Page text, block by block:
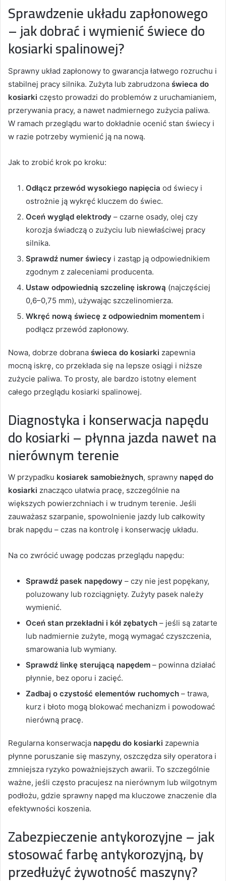
Sprawdzenie układu zapłonowego
– jak dobrać i wymienić świece do
kosiarki spalinowej?
Sprawny układ zapłonowy to gwarancja łatwego rozruchu i
stabilnej pracy silnika. Zużyta lub zabrudzona świeca do
kosiarki często prowadzi do problemów z uruchamianiem,
przerywania pracy, a nawet nadmiernego zużycia paliwa.
W ramach przeglądu warto dokładnie ocenić stan świecy i
w razie potrzeby wymienić ją na nową.
Jak to zrobić krok po kroku:
Odłącz przewód wysokiego napięcia od świecy i
ostrożnie ją wykręć kluczem do świec.
Oceń wygląd elektrody – czarne osady, olej czy
korozja świadczą o zużyciu lub niewłaściwej pracy
silnika.
Sprawdź numer świecy i zastąp ją odpowiednikiem
zgodnym z zaleceniami producenta.
Ustaw odpowiednią szczelinę iskrową (najczęściej
0,6–0,75 mm), używając szczelinomierza.
Wkręć nową świecę z odpowiednim momentem i
podłącz przewód zapłonowy.
Nowa, dobrze dobrana świeca do kosiarki zapewnia
mocną iskrę, co przekłada się na lepsze osiągi i niższe
zużycie paliwa. To prosty, ale bardzo istotny element
całego przeglądu kosiarki spalinowej.
Diagnostyka i konserwacja napędu
do kosiarki – płynna jazda nawet na
nierównym terenie
W przypadku kosiarek samobieżnych, sprawny napęd do
kosiarki znacząco ułatwia pracę, szczególnie na
większych powierzchniach i w trudnym terenie. Jeśli
zauważasz szarpanie, spowolnienie jazdy lub całkowity
brak napędu – czas na kontrolę i konserwację układu.
Na co zwrócić uwagę podczas przeglądu napędu:
Sprawdź pasek napędowy – czy nie jest popękany,
poluzowany lub rozciągnięty. Zużyty pasek należy
wymienić.
Oceń stan przekładni i kół zębatych – jeśli są zatarte
lub nadmiernie zużyte, mogą wymagać czyszczenia,
smarowania lub wymiany.
Sprawdź linkę sterującą napędem – powinna działać
płynnie, bez oporu i zacięć.
Zadbaj o czystość elementów ruchomych – trawa,
kurz i błoto mogą blokować mechanizm i powodować
nierówną pracę.
Regularna konserwacja napędu do kosiarki zapewnia
płynne poruszanie się maszyny, oszczędza siły operatora i
zmniejsza ryzyko poważniejszych awarii. To szczególnie
ważne, jeśli często pracujesz na nierównym lub wilgotnym
podłożu, gdzie sprawny napęd ma kluczowe znaczenie dla
efektywności koszenia.
Zabezpieczenie antykorozyjne – jak
stosować farbę antykorozyjną, by
przedłużyć żywotność maszyny?